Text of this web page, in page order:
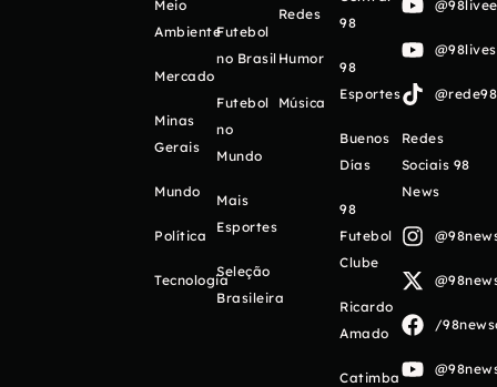
Meio
Ambiente
Mercado
Minas
Gerais
Mundo
Política
Tecnologia
Futebol
no Brasil
Futebol
no
Mundo
Mais
Esportes
Seleção
Brasileira
Redes
Humor
Música
98
98
Esportes
Buenos
Días
98
Futebol
Clube
Ricardo
Amado
Catimba
Redes
Sociais 98
News
/